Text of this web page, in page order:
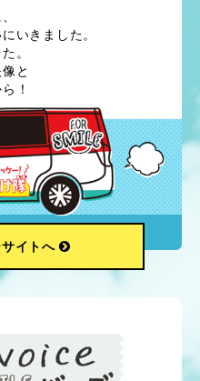
いきました。
。
と
！
サイトへ